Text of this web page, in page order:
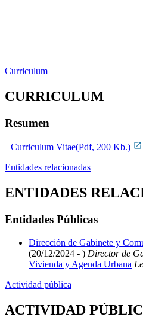
Curriculum
CURRICULUM
Resumen
Curriculum Vitae(Pdf, 200 Kb.)
Entidades relacionadas
ENTIDADES
Entidades Públicas
Dirección de Gabinete y
(20/12/2024 - ) Director de
Vivienda y Agenda Urbana
Actividad pública
ACTIVIDAD